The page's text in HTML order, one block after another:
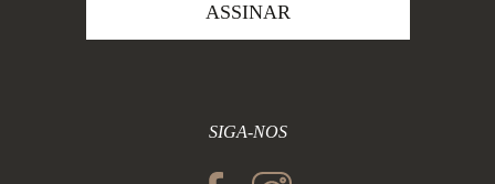
ASSINAR
SIGA-NOS